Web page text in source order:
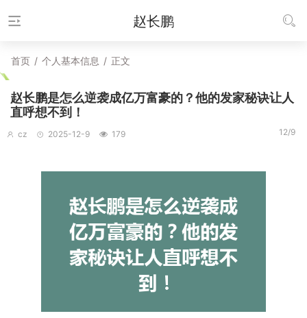
赵长鹏
首页 / 个人基本信息 / 正文
赵长鹏是怎么逆袭成亿万富豪的？他的发家秘诀让人
直呼想不到！
cz 2025-12-9 179 12/9